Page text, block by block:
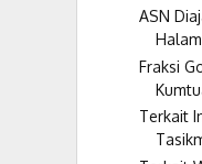
ASN
Fraksi
Terkait